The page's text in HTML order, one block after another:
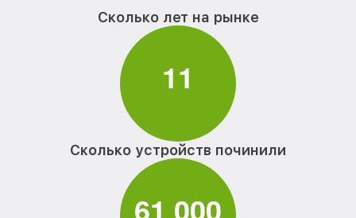
Сколько лет на рынке
11
Сколько устройств починили
61 000